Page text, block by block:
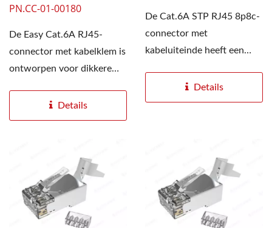
PN.CC-01-00180
De Easy Cat.6A RJ45-
connector met kabelklem is
ontworpen voor dikkere
een buitendiameter...
Details
De Cat.6A STP RJ45 8p8c-
connector met
kabeluiteinde heeft een
robuuste...
Details